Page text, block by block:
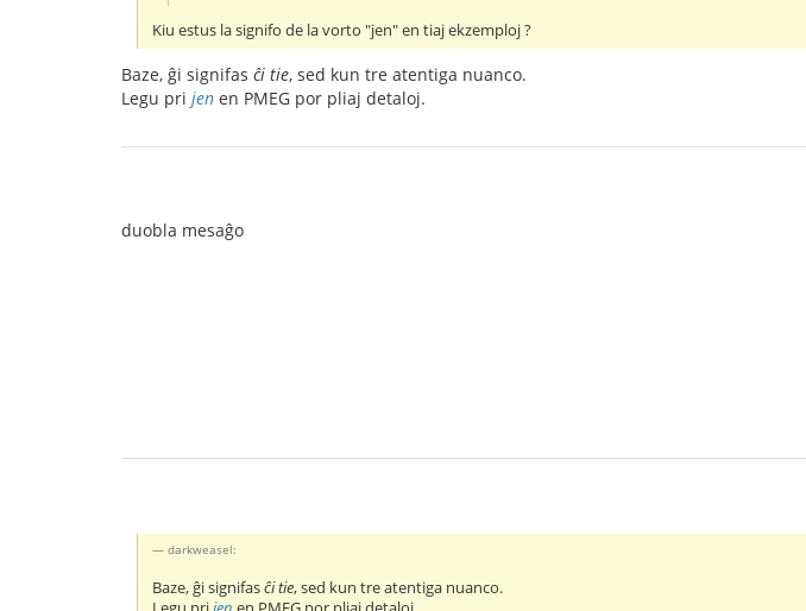
Kiu estus la signifo de la vorto "jen" en tiaj ekzemploj ?
Baze, ĝi signifas ĉi tie, sed kun tre atentiga nuanco.
Legu pri jen en PMEG por pliaj detaloj.
duobla mesaĝo
darkweasel:
Baze, ĝi signifasĉi tie, sed kun tre atentiga nuanco.